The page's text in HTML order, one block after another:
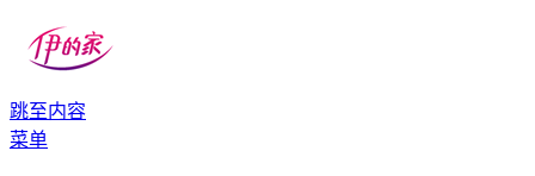
伊的家
伊的家护肤社区官网
跳至内容
菜单